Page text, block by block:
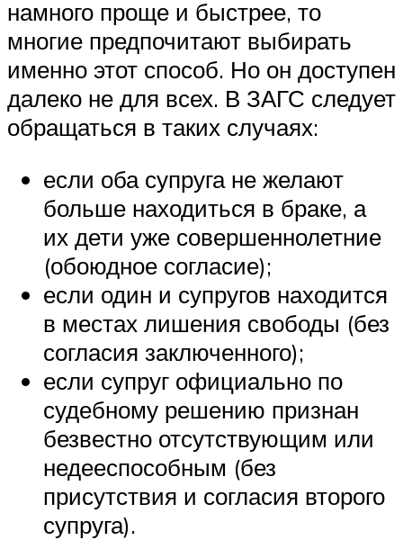
намного проще и быстрее, то
многие предпочитают выбирать
именно этот способ. Но он доступен
далеко не для всех. В ЗАГС следует
обращаться в таких случаях:
если оба супруга не желают
больше находиться в браке, а
их дети уже совершеннолетние
(обоюдное согласие);
если один и супругов находится
в местах лишения свободы (без
согласия заключенного);
если супруг официально по
судебному решению признан
безвестно отсутствующим или
недееспособным (без
присутствия и согласия второго
супруга).